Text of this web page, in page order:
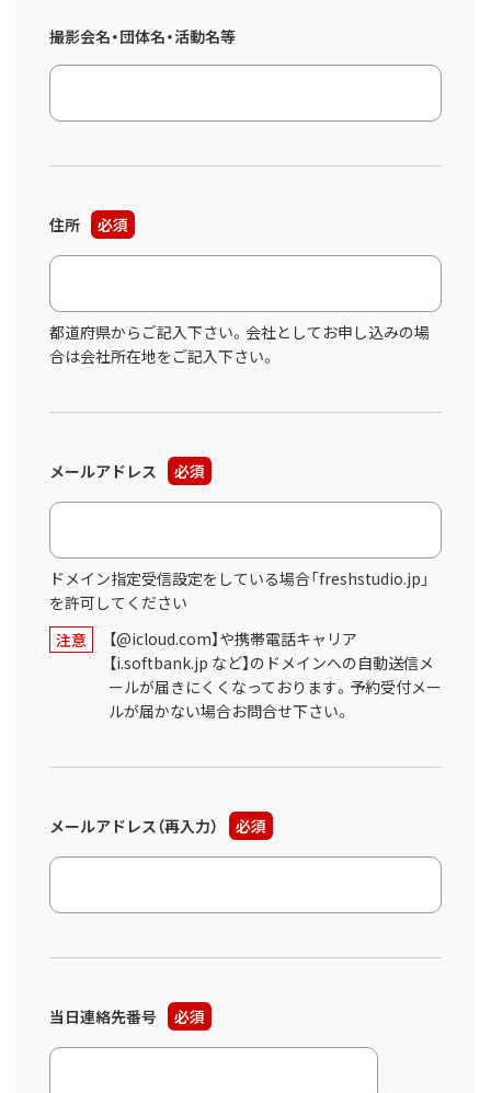
撮影会名・団体名・活動名等
住所 必須
都道府県からご記入下さい。会社としてお申し込みの場
合は会社所在地をご記入下さい。
メールアドレス 必須
ドメイン指定受信設定をしている場合「freshstudio.jp」
を許可してください
注意
【@icloud.com】や携帯電話キャリア
【i.softbank.jp など】のドメインへの自動送信メ
ールが届きにくくなっております。予約受付メー
ルが届かない場合お問合せ下さい。
メールアドレス（再入力） 必須
当日連絡先番号 必須